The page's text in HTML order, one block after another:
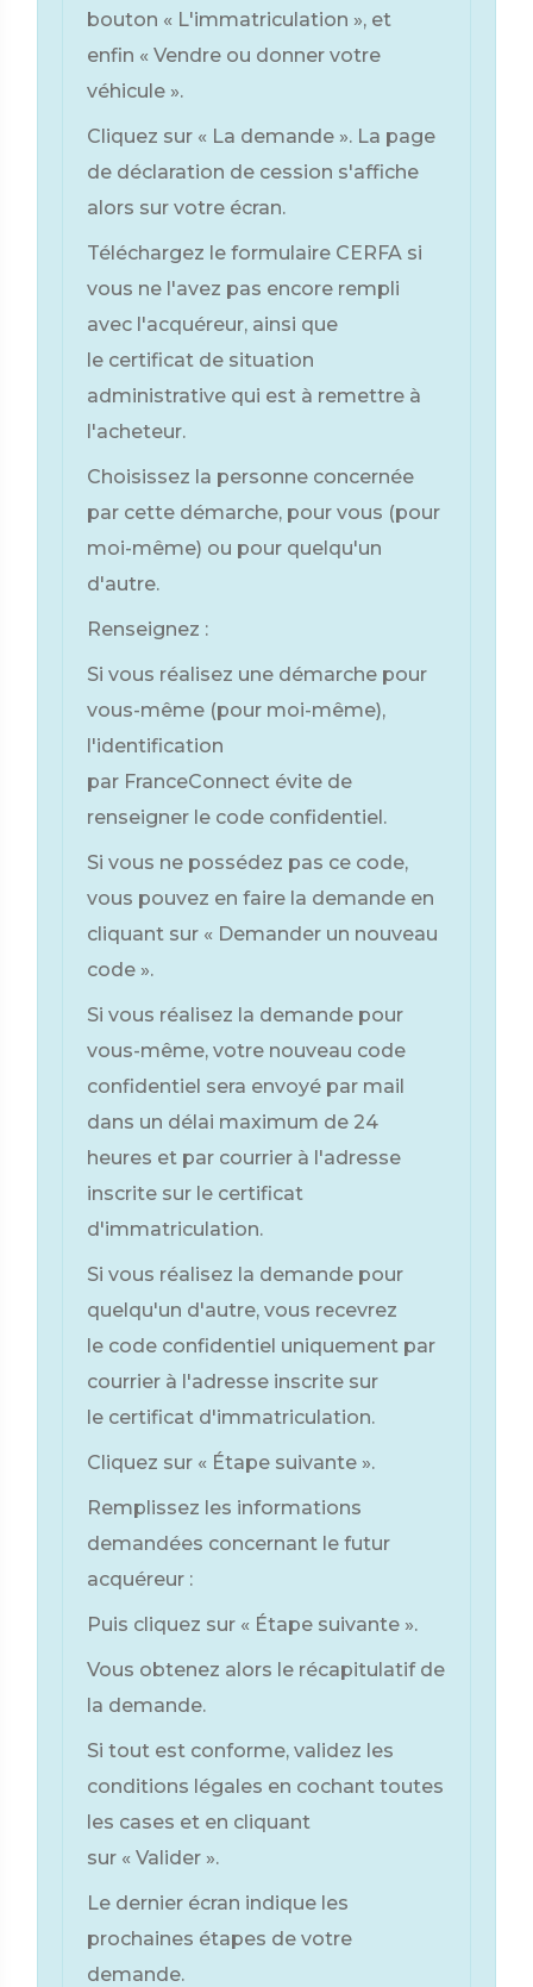
bouton « L'immatriculation », et
enfin « Vendre ou donner votre
véhicule ».
Cliquez sur « La demande ». La page
de déclaration de cession s'affiche
alors sur votre écran.
Téléchargez le formulaire CERFA si
vous ne l'avez pas encore rempli
avec l'acquéreur, ainsi que
le certificat de situation
administrative qui est à remettre à
l'acheteur.
Choisissez la personne concernée
par cette démarche, pour vous (pour
moi-même) ou pour quelqu'un
d'autre.
Renseignez :
Si vous réalisez une démarche pour
vous-même (pour moi-même),
l'identification
par FranceConnect évite de
renseigner le code confidentiel.
Si vous ne possédez pas ce code,
vous pouvez en faire la demande en
cliquant sur « Demander un nouveau
code ».
Si vous réalisez la demande pour
vous-même, votre nouveau code
confidentiel sera envoyé par mail
dans un délai maximum de 24
heures et par courrier à l'adresse
inscrite sur le certificat
d'immatriculation.
Si vous réalisez la demande pour
quelqu'un d'autre, vous recevrez
le code confidentiel uniquement par
courrier à l'adresse inscrite sur
le certificat d'immatriculation.
Cliquez sur « Étape suivante ».
Remplissez les informations
demandées concernant le futur
acquéreur :
Puis cliquez sur « Étape suivante ».
Vous obtenez alors le récapitulatif de
la demande.
Si tout est conforme, validez les
conditions légales en cochant toutes
les cases et en cliquant
sur « Valider ».
Le dernier écran indique les
prochaines étapes de votre
demande.